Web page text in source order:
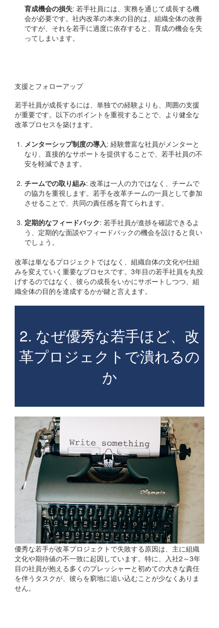
育成機会の損失: 若手社員には、実務を通じて成長する機
会が必要です。社内改革の本来の目的は、組織全体の改善
ですが、それを若手に過度に依存すると、育成の機会を失
ってしまいます。
支援とフォローアップ
若手社員が成長するには、単独での経験よりも、周囲の支援
が重要です。以下のポイントを重視することで、より健全な
改革プロセスを築けます。
メンターシップ制度の導入: 経験豊富な社員がメンターと
なり、直接的なサポートを提供することで、若手社員の不
安を軽減できます。
チームでの取り組み: 改革は一人の力ではなく、チームで
の協力を重視します。若手を改革チームの一員として参加
させることで、共同の責任感を育てられます。
定期的なフィードバック: 若手社員が進捗を確認できるよ
う、定期的な面談やフィードバックの機会を設けると良い
でしょう。
改革は単なるプロジェクトではなく、組織自体の文化や仕組
みを変えていく重要なプロセスです。3年目の若手社員を丸投
げするのではなく、彼らの成長をいかにサポートしつつ、組
織全体の目的を達成するかが鍵と言えます。
2. なぜ優秀な若手ほど、改
革プロジェクトで潰れるの
か
優秀な若手が改革プロジェクトで失敗する原因は、主に組織
文化や期待値の不一致に起因しています。特に、入社2～3年
目の社員が抱える多くのプレッシャーと初めての大きな責任
を伴うタスクが、彼らを窮地に追い込むことが少なくありま
せん。